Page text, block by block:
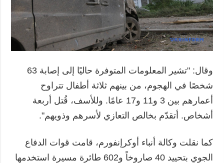
وقال: "تشير المعلومات المتوفرة حاليًا إلى إصابة 63
شخصًا في الهجوم، من بينهم ثلاثة أطفال تتراوح
أعمارهم بين 3 و11 و17 عامًا. وللأسف، قُتل أربعة
أشخاص. أتقدّم بخالص التعازي لأسرهم وذويهم".
كما نقلت وكالة أنباء أوكرإنفورم، قامت قوات الدفاع
الجوي بتحييد 40 صاروخاً و602 طائرة مسيرة استخدمها